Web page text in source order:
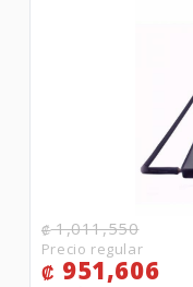
₡1,011,550
₡ 951,606